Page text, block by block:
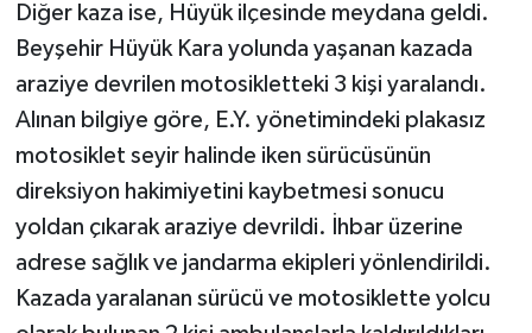
Diğer kaza ise, Hüyük ilçesinde meydana geldi.
Beyşehir Hüyük Kara yolunda yaşanan kazada
araziye devrilen motosikletteki 3 kişi yaralandı.
Alınan bilgiye göre, E.Y. yönetimindeki plakasız
motosiklet seyir halinde iken sürücüsünün
direksiyon hakimiyetini kaybetmesi sonucu
yoldan çıkarak araziye devrildi. İhbar üzerine
adrese sağlık ve jandarma ekipleri yönlendirildi.
Kazada yaralanan sürücü ve motosiklette yolcu